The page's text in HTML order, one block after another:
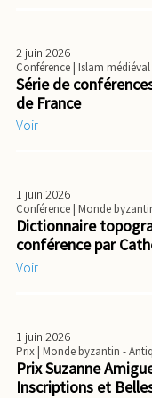
2 juin 2026
Conférence| Islam médiéval
Série de
de France
Voir
1 juin 2026
Conférence| Monde
Dictionnaire
conférence par
Voir
1 juin 2026
Prix| Monde byzantin -
Prix Suzanne
Inscriptions et